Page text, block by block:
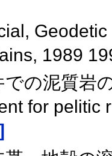
1989
での泥質岩
for pelitic